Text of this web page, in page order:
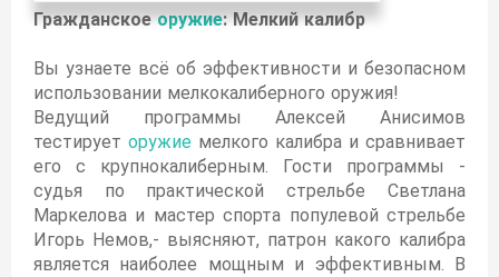
Гражданскоеоружие: Мелкий калибр
Вы узнаете всё об эффективности и безопасном
использовании мелкокалиберного оружия!
Ведущий программы Алексей Анисимов
тестирует оружие мелкого калибра и сравнивает
его с крупнокалиберным. Гости программы -
судья по практической стрельбе Светлана
Маркелова и мастер спорта популевой стрельбе
Игорь Немов,- выясняют, патрон какого калибра
является наиболее мощным и эффективным. В